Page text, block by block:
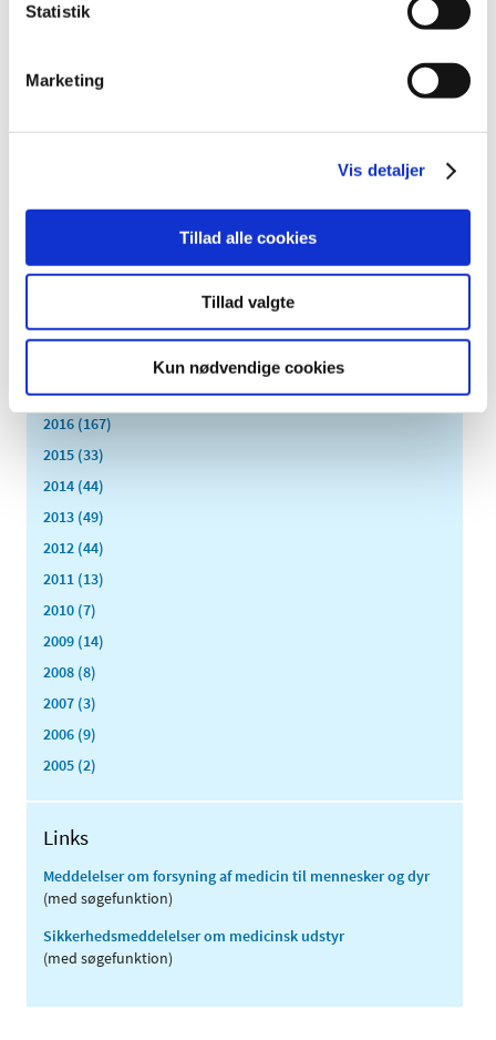
Statistik
Marketing
Vis detaljer
Tillad alle cookies
Tillad valgte
Kun nødvendige cookies
2018 (150)
november (10)
september (11)
april (10)
februar (14)
2017 (167)
2016 (167)
2015 (33)
2014 (44)
2013 (49)
2012 (44)
2011 (13)
2010 (7)
2009 (14)
2008 (8)
2007 (3)
2006 (9)
2005 (2)
Links
Meddelelser om forsyning af medicin til mennesker og dyr
(med søgefunktion)
Sikkerhedsmeddelelser om medicinsk udstyr
(med søgefunktion)